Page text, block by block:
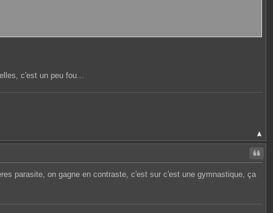
c'est un peu fou...
Citer
parasite, on gagne en contraste, c'est sur c'est une gymnastique, ça